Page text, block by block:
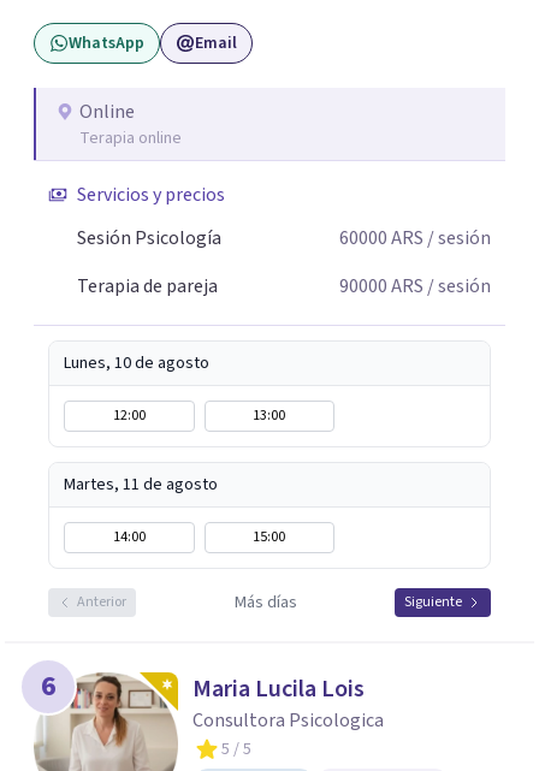
WhatsApp Email
Online
Terapia online
Servicios y precios
Sesión Psicología
60000ARS / sesión
Terapia de pareja
90000ARS / sesión
Lunes, 10 de agosto
12:00 13:00
Martes, 11 de agosto
14:00 15:00
Anterior Más días Siguiente
6 Maria Lucila Lois
Consultora Psicologica
5 / 5